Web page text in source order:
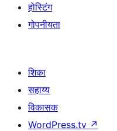
होस्टिंग
गोपनीयता
शिका
सहाय्य
विकासक
WordPress.tv ↗